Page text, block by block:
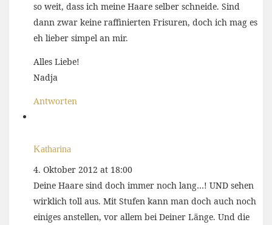
so weit, dass ich meine Haare selber schneide. Sind
dann zwar keine raffinierten Frisuren, doch ich mag es
eh lieber simpel an mir.
Alles Liebe!
Nadja
Antworten
Katharina
4. Oktober 2012 at 18:00
Deine Haare sind doch immer noch lang…! UND sehen
wirklich toll aus. Mit Stufen kann man doch auch noch
einiges anstellen, vor allem bei Deiner Länge. Und die